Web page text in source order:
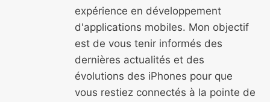
expérience en développement
d'applications mobiles. Mon objectif
est de vous tenir informés des
dernières actualités et des
évolutions des iPhones pour que
vous restiez connectés à la pointe de